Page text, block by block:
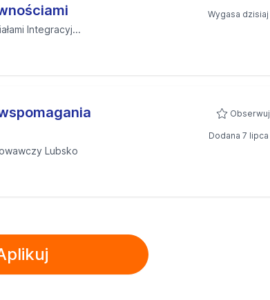
Integracyj...
Wygasa dzisiaj
Lubsko
Obserwuj
Dodana 7 lipca